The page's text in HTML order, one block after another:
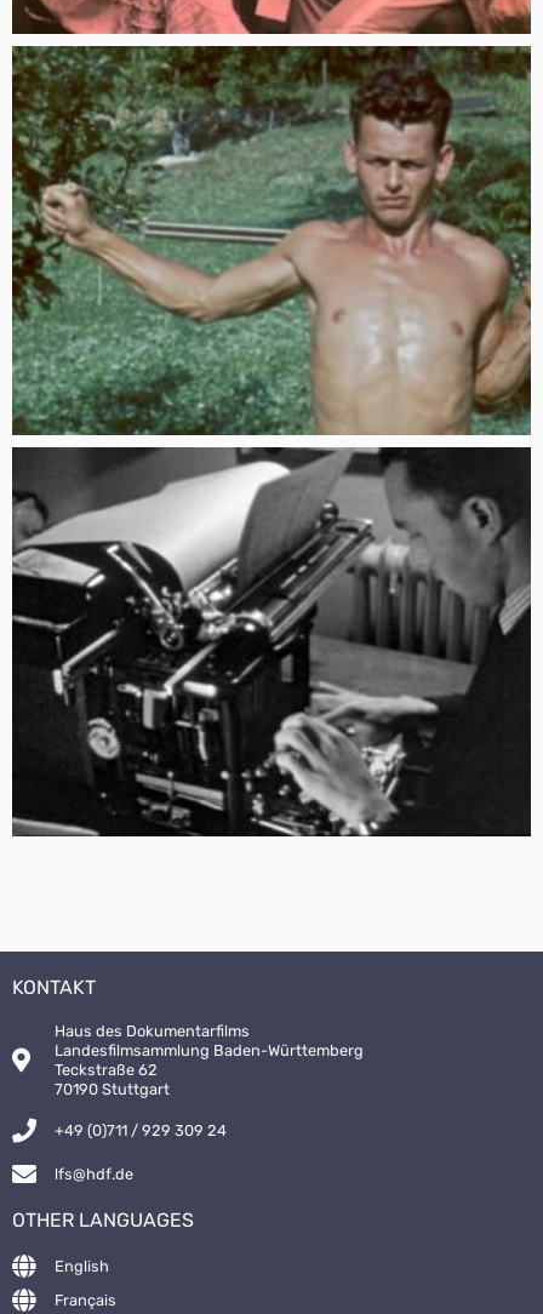
KONTAKT
Haus des Dokumentarfilms
Landesfilmsammlung Baden-Württemberg
Teckstraße 62
70190 Stuttgart
+49 (0)711 / 929 309 24
lfs@hdf.de
OTHER LANGUAGES
English
Français